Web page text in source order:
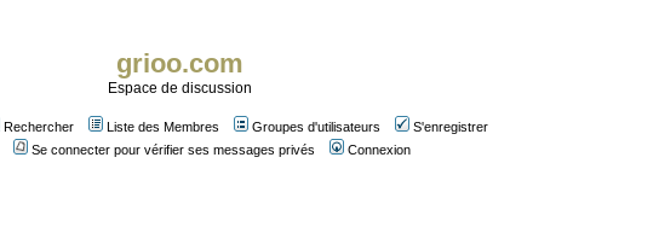
grioo.com
Espace de discussion
Rechercher Liste des Membres Groupes d'utilisateurs
S'enregistrer
Se connecter pour vérifier ses messages privés Connexion